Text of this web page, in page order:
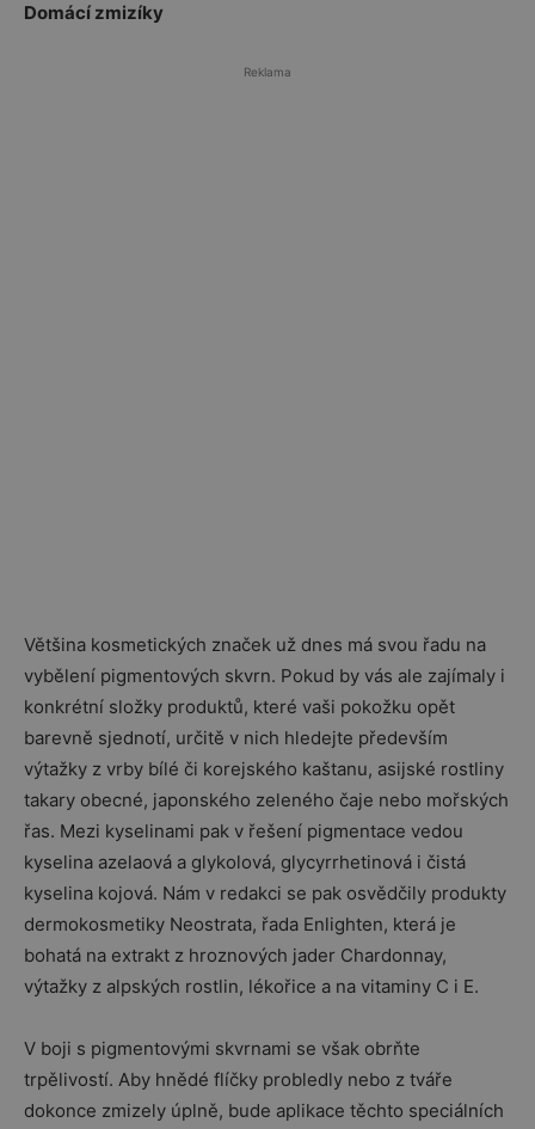
Domácí zmizíky
Reklama
Většina kosmetických značek už dnes má svou řadu na
vybělení pigmentových skvrn. Pokud by vás ale zajímaly i
konkrétní složky produktů, které vaši pokožku opět
barevně sjednotí, určitě v nich hledejte především
výtažky z vrby bílé či korejského kaštanu, asijské rostliny
takary obecné, japonského zeleného čaje nebo mořských
řas. Mezi kyselinami pak v řešení pigmentace vedou
kyselina azelaová a glykolová, glycyrrhetinová i čistá
kyselina kojová. Nám v redakci se pak osvědčily produkty
dermokosmetiky Neostrata, řada Enlighten, která je
bohatá na extrakt z hroznových jader Chardonnay,
výtažky z alpských rostlin, lékořice a na vitaminy C i E.
V boji s pigmentovými skvrnami se však obrňte
trpělivostí. Aby hnědé flíčky probledly nebo z tváře
dokonce zmizely úplně, bude aplikace těchto speciálních